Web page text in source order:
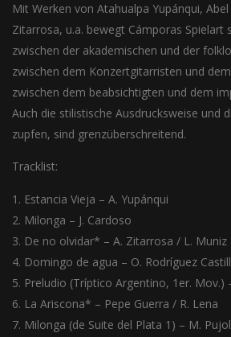
Mit Werken von Atahualpa Yupánqui,
Zitarrosa, u.a. bewegt Cámporas Spielart
zwischen der akademischen und der
zwischen dem Konzertgitarristen und dem
zwischen dem beabsichtigten und dem
Auch die stilistische Ausdrucksweise und
zupfen, sind grenzüberschreitend.
Tracklist:
Estancia Vieja – A. Yupánqui
Milonga – J. Cardoso
De no olvidar* – A. Zitarrosa / L. Muniz
Domingo de agua – O. Rodríguez
Preludio (Tríptico Argentino, 1er. Mov.)
La Ariscona* – Pepe Guerra / R. Lena
Milonga (de Suite del Plata 1) – M. Pujol